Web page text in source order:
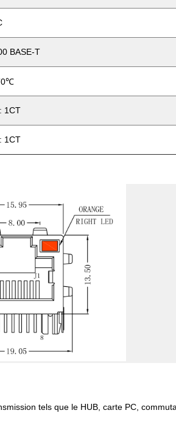
BASE-T
1CT
1CT
tels que le HUB, carte PC,